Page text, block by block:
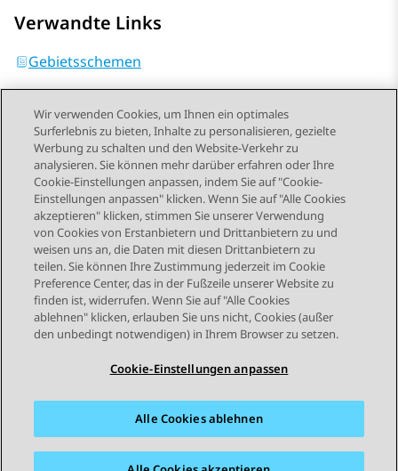
Verwandte Links
Gebietsschemen
Send Feedback
Themennavigation
Vorheriges Thema Nächstes Thema
STAY CONNECTED
Sitemap Nutzungsbedingungen
Datenschutz
Marken Barrierefreiheit
Wir verwenden Cookies, um Ihnen ein optimales
Surferlebnis zu bieten, Inhalte zu personalisieren, gezielte
Werbung zu schalten und den Website-Verkehr zu
analysieren. Sie können mehr darüber erfahren oder Ihre
Cookie-Einstellungen anpassen, indem Sie auf "Cookie-
Einstellungen anpassen" klicken. Wenn Sie auf "Alle Cookies
akzeptieren" klicken, stimmen Sie unserer Verwendung
von Cookies von Erstanbietern und Drittanbietern zu und
weisen uns an, die Daten mit diesen Drittanbietern zu
teilen. Sie können Ihre Zustimmung jederzeit im Cookie
Preference Center, das in der Fußzeile unserer Website zu
finden ist, widerrufen. Wenn Sie auf "Alle Cookies
ablehnen" klicken, erlauben Sie uns nicht, Cookies (außer
den unbedingt notwendigen) in Ihrem Browser zu setzen.
Cookie-Einstellungen anpassen
Alle Cookies ablehnen